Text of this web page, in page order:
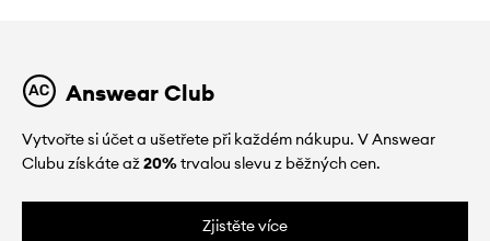
Answear Club
Vytvořte si účet a ušetřete při každém nákupu. V Answear
Clubu získáte až20%trvalou slevu z běžných cen.
Zjistěte více